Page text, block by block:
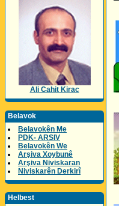
Ali Cahit Kirac
Belavok
Belavokên Me
PDK- ARSIV
Belavokên We
Arşiva Xoybunê
Arşiva Niviskaran
Niviskarên Derkirî
Helbest